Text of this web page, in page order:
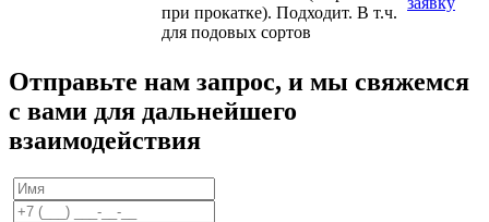
при прокатке). Подходит. В т.ч.
для подовых сортов
Отправьте нам запрос, и мы свяжемся
с вами для дальнейшего
взаимодействия